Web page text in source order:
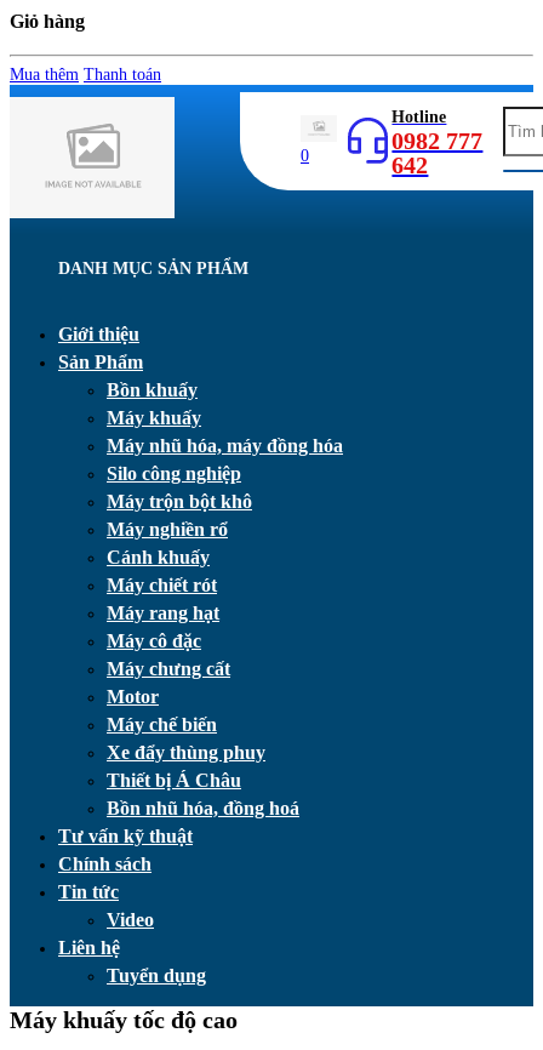
Giỏ hàng
Mua thêm Thanh toán
0
Hotline
0982 777
642
DANH MỤC SẢN PHẨM
Giới thiệu
Sản Phẩm
Bồn khuấy
Máy khuấy
Máy nhũ hóa, máy đồng hóa
Silo công nghiệp
Máy trộn bột khô
Máy nghiền rổ
Cánh khuấy
Máy chiết rót
Máy rang hạt
Máy cô đặc
Máy chưng cất
Motor
Máy chế biến
Xe đẩy thùng phuy
Thiết bị Á Châu
Bồn nhũ hóa, đồng hoá
Tư vấn kỹ thuật
Chính sách
Tin tức
Video
Liên hệ
Tuyển dụng
Máy khuấy tốc độ cao